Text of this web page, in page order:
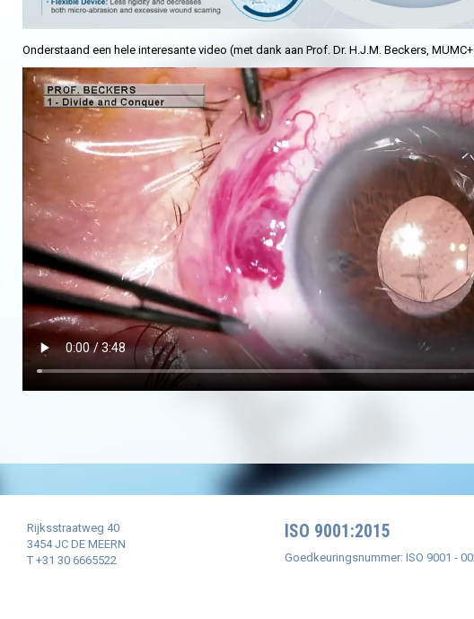
Onderstaand een hele interesante video (met dank aan Prof. Dr. H.J.M. Beckers,
Rijksstraatweg 40
3454 JC DE MEERN
T +31 30 6665522
ISO 9001:2015
Goedkeuringsnummer: ISO 9001 -